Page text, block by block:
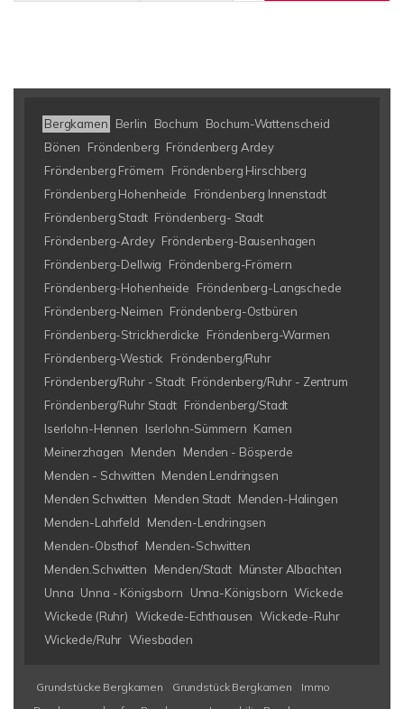
Bergkamen Berlin Bochum
Bochum-Wattenscheid
Bönen
Fröndenberg Fröndenberg Ardey
Fröndenberg Frömern
Fröndenberg Hirschberg
Fröndenberg Hohenheide
Fröndenberg Innenstadt
Fröndenberg Stadt Fröndenberg- Stadt
Fröndenberg-Ardey Fröndenberg-Bausenhagen
Fröndenberg-Dellwig
Fröndenberg-Frömern
Fröndenberg-Hohenheide
Fröndenberg-Langschede
Fröndenberg-Neimen Fröndenberg-Ostbüren
Fröndenberg-Strickherdicke
Fröndenberg-Warmen
Fröndenberg-Westick
Fröndenberg/Ruhr
Fröndenberg/Ruhr - Stadt Fröndenberg/Ruhr - Zentrum
Fröndenberg/Ruhr Stadt Fröndenberg/Stadt
Iserlohn-Hennen
Iserlohn-Sümmern Kamen
Meinerzhagen
Menden
Menden - Bösperde
Menden - Schwitten Menden Lendringsen
Menden Schwitten
Menden Stadt Menden-Halingen
Menden-Lahrfeld
Menden-Lendringsen
Menden-Obsthof Menden-Schwitten
Menden.Schwitten
Menden/Stadt Münster Albachten
Unna Unna - Königsborn Unna-Königsborn Wickede
Wickede (Ruhr) Wickede-Echthausen Wickede-Ruhr
Wickede/Ruhr Wiesbaden
Grundstücke Bergkamen Grundstück Bergkamen
Immo